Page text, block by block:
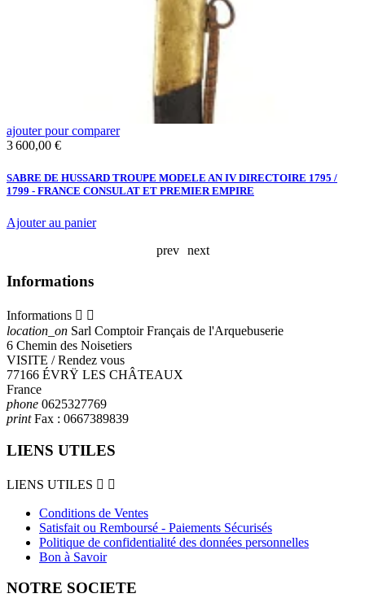
ajouter pour comparer
Prix
3 600,00 €
SABRE DE HUSSARD TROUPE MODELE AN IV DIRECTOIRE 1795 /
1799 - FRANCE CONSULAT ET PREMIER EMPIRE
Ajouter au panier
prev next
Informations
Informations  
location_on Sarl Comptoir Français de l'Arquebuserie
6 Chemin des Noisetiers
VISITE / Rendez vous
77166 ÉVRŸ LES CHÂTEAUX
France
phone 0625327769
printFax : 0667389839
LIENS UTILES
LIENS UTILES  
Conditions de Ventes
Satisfait ou Remboursé - Paiements Sécurisés
Politique de confidentialité des données personnelles
Bon à Savoir
NOTRE SOCIETE